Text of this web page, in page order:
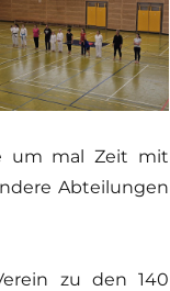
um mal Zeit mit
Abteilungen
zu den 140